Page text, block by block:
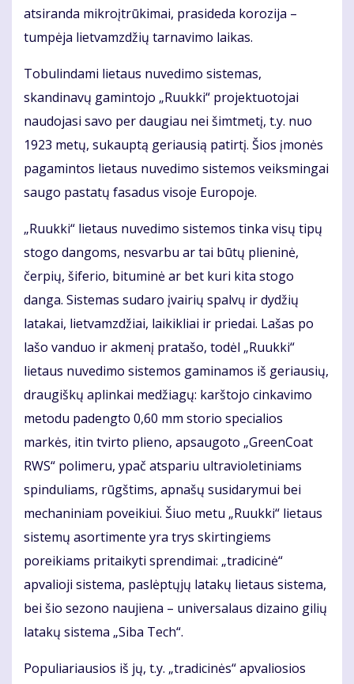
atsiranda mikroįtrūkimai, prasideda korozija –
tumpėja lietvamzdžių tarnavimo laikas.
Tobulindami lietaus nuvedimo sistemas,
skandinavų gamintojo „Ruukki“ projektuotojai
naudojasi savo per daugiau nei šimtmetį, t.y. nuo
1923 metų, sukauptą geriausią patirtį. Šios įmonės
pagamintos lietaus nuvedimo sistemos veiksmingai
saugo pastatų fasadus visoje Europoje.
„Ruukki“ lietaus nuvedimo sistemos tinka visų tipų
stogo dangoms, nesvarbu ar tai būtų plieninė,
čerpių, šiferio, bituminė ar bet kuri kita stogo
danga. Sistemas sudaro įvairių spalvų ir dydžių
latakai, lietvamzdžiai, laikikliai ir priedai. Lašas po
lašo vanduo ir akmenį pratašo, todėl „Ruukki“
lietaus nuvedimo sistemos gaminamos iš geriausių,
draugiškų aplinkai medžiagų: karštojo cinkavimo
metodu padengto 0,60 mm storio specialios
markės, itin tvirto plieno, apsaugoto „GreenCoat
RWS“ polimeru, ypač atspariu ultravioletiniams
spinduliams, rūgštims, apnašų susidarymui bei
mechaniniam poveikiui. Šiuo metu „Ruukki“ lietaus
sistemų asortimente yra trys skirtingiems
poreikiams pritaikyti sprendimai: „tradicinė“
apvalioji sistema, paslėptųjų latakų lietaus sistema,
bei šio sezono naujiena – universalaus dizaino gilių
latakų sistema „Siba Tech“.
Populiariausios iš jų, t.y. „tradicinės“ apvaliosios